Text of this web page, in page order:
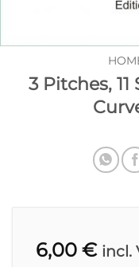
3 Pitches,
6,00 € incl.